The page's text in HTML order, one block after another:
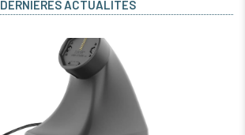
DERNIÈRES ACTUALITÉS